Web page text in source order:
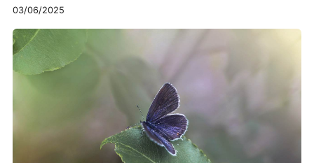
03/06/2025